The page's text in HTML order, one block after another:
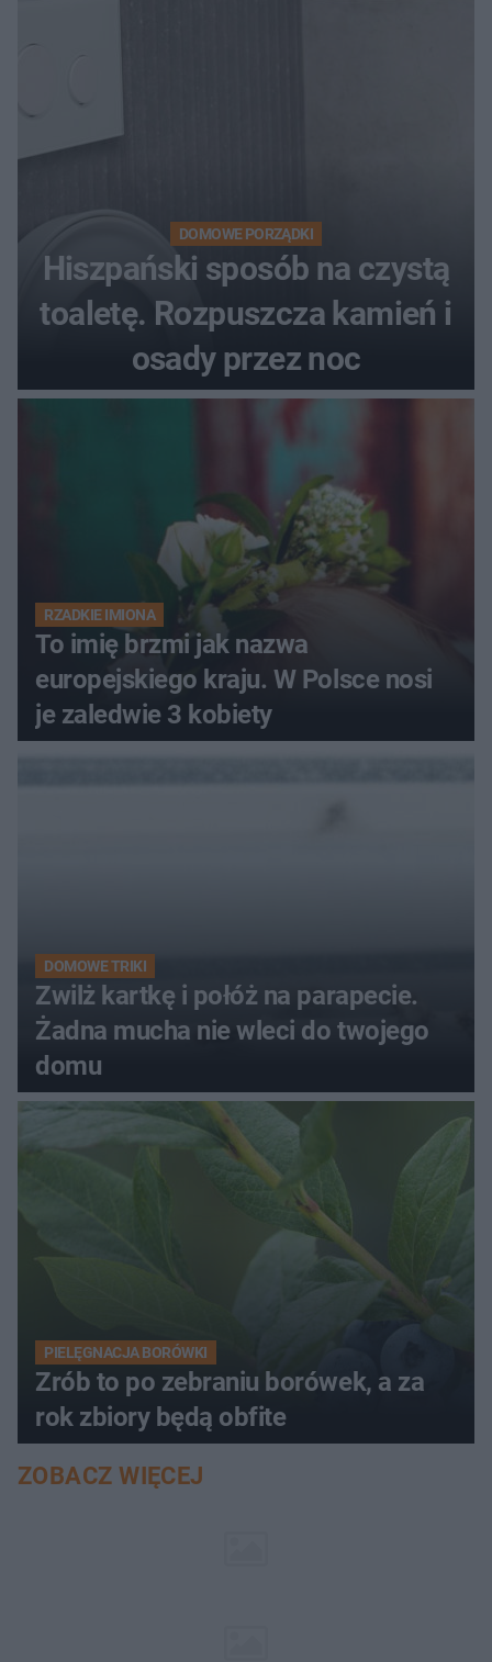
DOMOWE PORZĄDKI
Hiszpański sposób na czystą
toaletę. Rozpuszcza kamień i
osady przez noc
RZADKIE IMIONA
To imię brzmi jak nazwa
europejskiego kraju. W Polsce nosi
je zaledwie 3 kobiety
DOMOWE TRIKI
Zwilż kartkę i połóż na parapecie.
Żadna mucha nie wleci do twojego
domu
PIELĘGNACJA BORÓWKI
Zrób to po zebraniu borówek, a za
rok zbiory będą obfite
ZOBACZ WIĘCEJ